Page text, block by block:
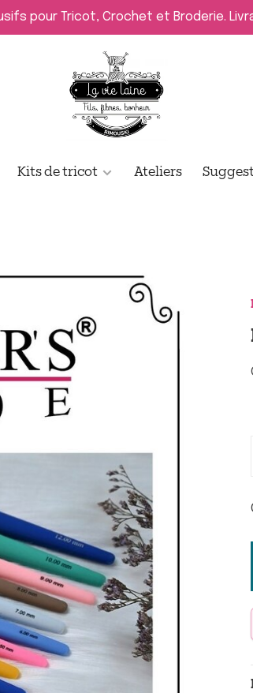
pour Tricot, Crochet et Broderie.
Kits de tricot Ateliers